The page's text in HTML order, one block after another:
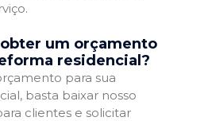
um orçamento
residencial?
para sua
basta baixar nosso
clientes e solicitar